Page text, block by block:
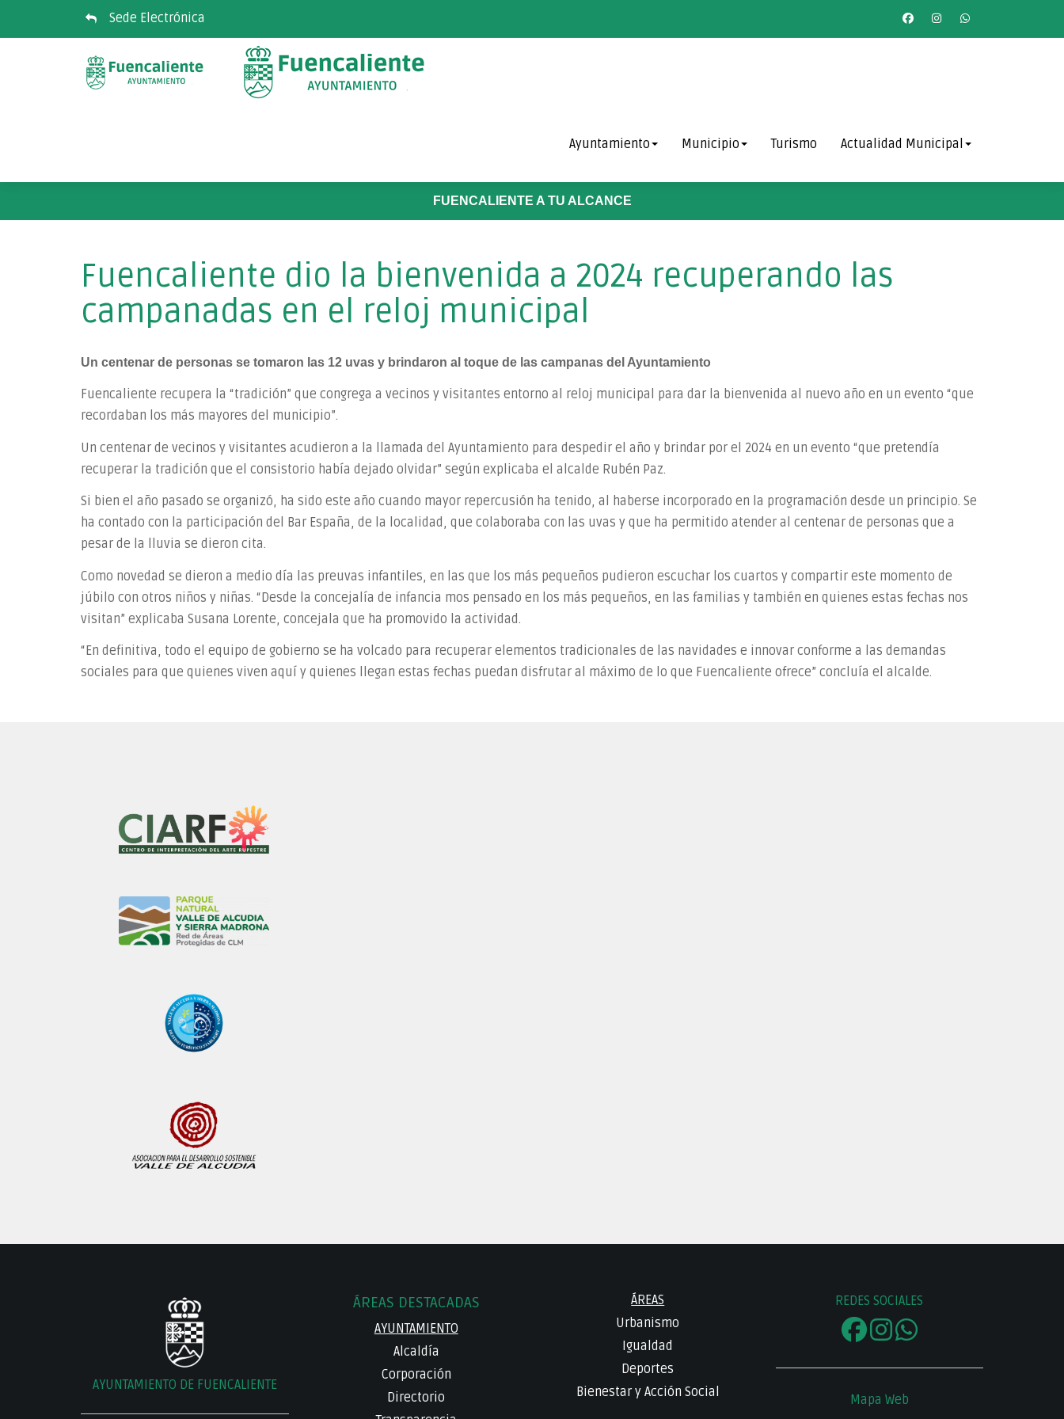
Sede Electrónica
Ayuntamiento Municipio Turismo Actualidad Municipal
FUENCALIENTE A TU ALCANCE
Fuencaliente dio la bienvenida a 2024 recuperando las
campanadas en el reloj municipal
Un centenar de personas se tomaron las 12 uvas y brindaron al toque de las campanas del Ayuntamiento
Fuencaliente recupera la “tradición” que congrega a vecinos y visitantes entorno al reloj municipal para dar la bienvenida al nuevo año en un evento “que
recordaban los más mayores del municipio”.
Un centenar de vecinos y visitantes acudieron a la llamada del Ayuntamiento para despedir el año y brindar por el 2024 en un evento “que pretendía
recuperar la tradición que el consistorio había dejado olvidar” según explicaba el alcalde Rubén Paz.
Si bien el año pasado se organizó, ha sido este año cuando mayor repercusión ha tenido, al haberse incorporado en la programación desde un principio. Se
ha contado con la participación del Bar España, de la localidad, que colaboraba con las uvas y que ha permitido atender al centenar de personas que a
pesar de la lluvia se dieron cita.
Como novedad se dieron a medio día las preuvas infantiles, en las que los más pequeños pudieron escuchar los cuartos y compartir este momento de
júbilo con otros niños y niñas. “Desde la concejalía de infancia mos pensado en los más pequeños, en las familias y también en quienes estas fechas nos
visitan” explicaba Susana Lorente, concejala que ha promovido la actividad.
“En definitiva, todo el equipo de gobierno se ha volcado para recuperar elementos tradicionales de las navidades e innovar conforme a las demandas
sociales para que quienes viven aquí y quienes llegan estas fechas puedan disfrutar al máximo de lo que Fuencaliente ofrece” concluía el alcalde.
AYUNTAMIENTO DE FUENCALIENTE
ÁREAS DESTACADAS
AYUNTAMIENTO
Alcaldía
Corporación
Directorio
ÁREAS
Urbanismo
Igualdad
Deportes
Bienestar y Acción Social
REDES SOCIALES
Mapa Web